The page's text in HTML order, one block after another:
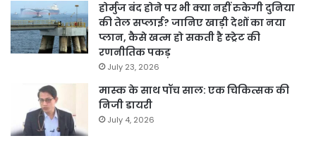
होर्मुज बंद होने पर भी क्या नहीं रुकेगी दुनिया
की तेल सप्लाई? जानिए खाड़ी देशों का नया
प्लान, कैसे खत्म हो सकती है स्ट्रेट की
रणनीतिक पकड़
July 23, 2026
मास्क के साथ पॉच साल: एक चिकित्सक की
निजी डायरी
July 4, 2026